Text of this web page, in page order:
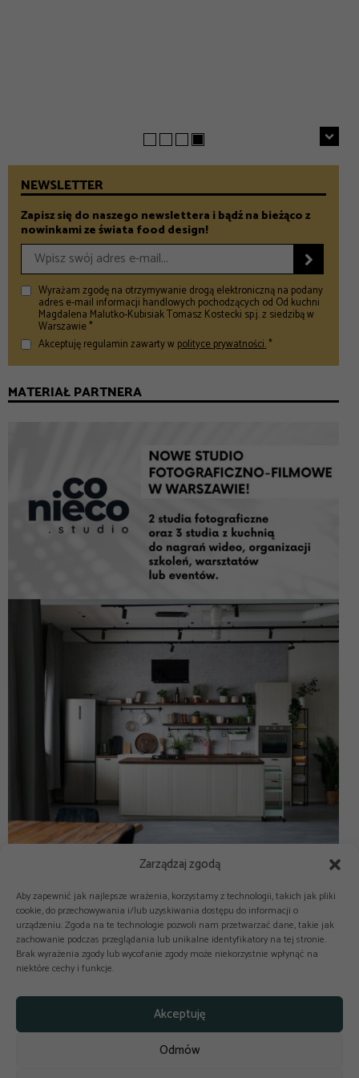
Zarządzaj zgodą
Aby zapewnić jak najlepsze wrażenia, korzystamy z technologii, takich jak pliki
cookie, do przechowywania i/lub uzyskiwania dostępu do informacji o
urządzeniu. Zgoda na te technologie pozwoli nam przetwarzać dane, takie jak
zachowanie podczas przeglądania lub unikalne identyfikatory na tej stronie.
Brak wyrażenia zgody lub wycofanie zgody może niekorzystnie wpłynąć na
niektóre cechy i funkcje.
Akceptuję
Odmów
NEWSLETTER
Zapisz się do naszego newslettera i bądź na bieżąco z
nowinkami ze świata food design!

Wyrażam zgodę na otrzymywanie drogą elektroniczną na podany
adres e-mail informacji handlowych pochodzących od Od kuchni
Magdalena Malutko-Kubisiak Tomasz Kostecki sp.j. z siedzibą w
Warszawie *
Akceptuję regulamin zawarty wpolityce prywatności.*
MATERIAŁ PARTNERA
Copyright © 2025-2026 odkuchni.co
Polityka prywatności
Regulamin
Reklama